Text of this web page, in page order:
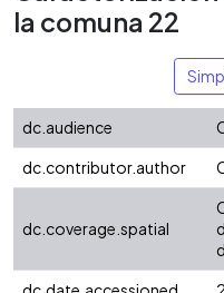
la comuna 22
dc.audience
dc.contributor.author
dc.coverage.spatial